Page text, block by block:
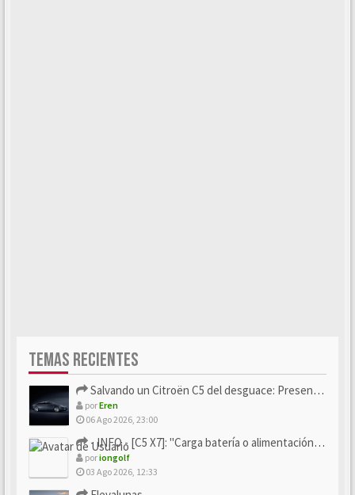
TEMAS RECIENTES
Salvando un Citroën C5 del desguace: Presentación y seguimiento
porEren
06 Ago 2026, 23:00
- INFO - [C5 X7]: "Carga batería o alimentación eléctri...
poriongolf
03 Ago 2026, 12:33